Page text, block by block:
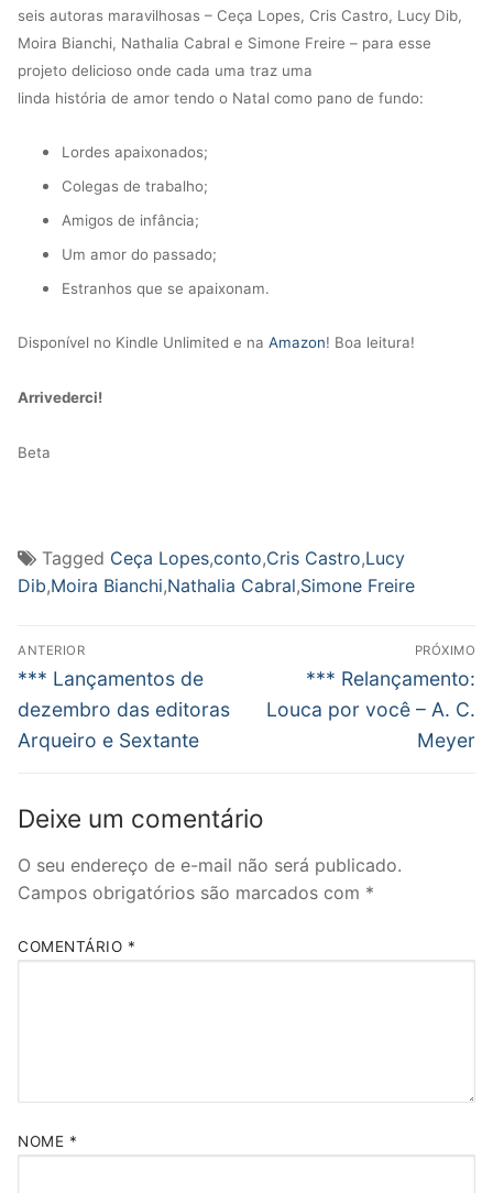
seis autoras maravilhosas – Ceça Lopes, Cris Castro, Lucy Dib,
Moira Bianchi, Nathalia Cabral e Simone Freire – para esse
projeto delicioso onde cada uma traz uma
linda história de amor tendo o Natal como pano de fundo:
Lordes apaixonados;
Colegas de trabalho;
Amigos de infância;
Um amor do passado;
Estranhos que se apaixonam.
Disponível no Kindle Unlimited e na Amazon! Boa leitura!
Arrivederci!
Beta
Tagged Ceça Lopes,conto,Cris Castro,Lucy
Dib,Moira Bianchi,Nathalia Cabral,Simone Freire
Navegação
de
Post
ANTERIOR
Post
anterior:
*** Lançamentos de
dezembro das editoras
Arqueiro e Sextante
PRÓXIMO
Próximo
post:
*** Relançamento:
Louca por você – A. C.
Meyer
Deixe um comentário
O seu endereço de e-mail não será publicado.
Campos obrigatórios são marcados com *
COMENTÁRIO *
NOME *